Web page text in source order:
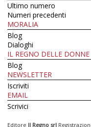
Ultimo numero
Numeri precedenti
MORALIA
Blog
Dialoghi
IL REGNO DELLE DONNE
Blog
NEWSLETTER
Iscriviti
EMAIL
Scrivici
Editore Il Regno srl